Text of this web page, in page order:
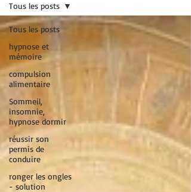
Tous les posts
hypnose et
mémoire
compulsion
alimentaire
Sommeil,
insomnie,
hypnose dormir
réussir son
permis de
conduire
ronger les ongles
- solution
Tous les posts